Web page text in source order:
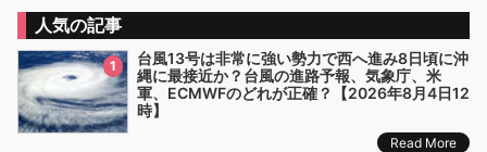
人気の記事
1
台風13号は非常に強い勢力で西へ進み8日頃に沖
縄に最接近か？台風の進路予報、気象庁、米
軍、ECMWFのどれが正確？【2026年8月4日12
時】
Read More